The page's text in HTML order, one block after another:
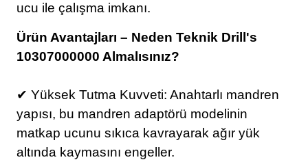
ucu ile çalışma imkanı.
Ürün Avantajları – Neden Teknik Drill's
10307000000 Almalısınız?
✔ Yüksek Tutma Kuvveti: Anahtarlı mandren
yapısı, bu mandren adaptörü modelinin
matkap ucunu sıkıca kavrayarak ağır yük
altında kaymasını engeller.